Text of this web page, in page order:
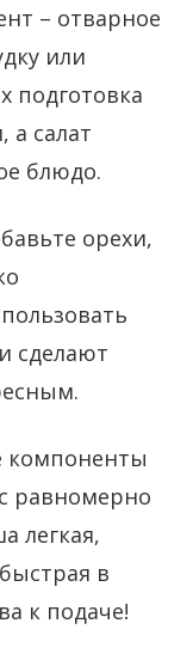
– отварное
или
подготовка
салат
блюдо.
орехи,
сделают
компоненты
равномерно
легкая,
в
к подаче!